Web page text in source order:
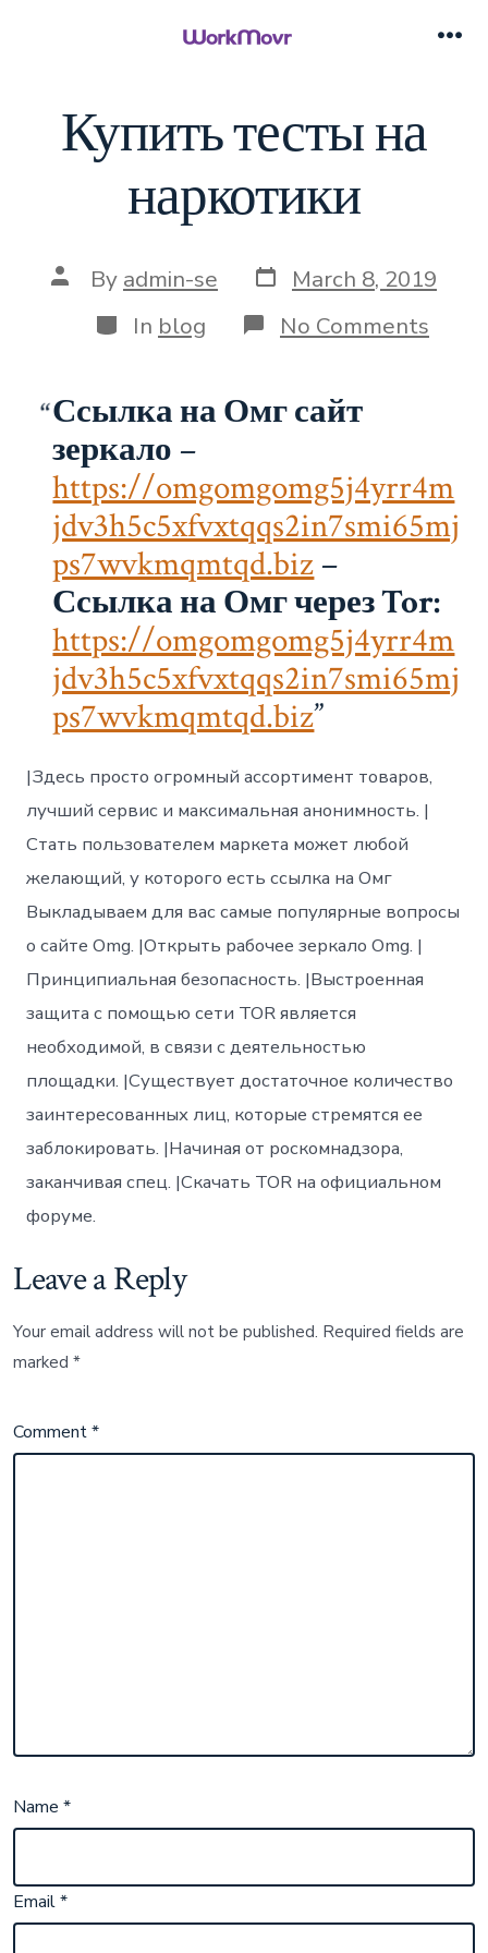
Купить тесты на
наркотики
Post
author
By admin-se Post
date
March 8, 2019
Categories
In blog No Comments
Ссылка на Омг сайт
зеркало –
https://omgomgomg5j4yrr4m
jdv3h5c5xfvxtqqs2in7smi65mj
ps7wvkmqmtqd.biz–
Ссылка на Омг через Tor:
https://omgomgomg5j4yrr4m
jdv3h5c5xfvxtqqs2in7smi65mj
ps7wvkmqmtqd.biz
|Здесь просто огромный ассортимент товаров,
лучший сервис и максимальная анонимность. |
Стать пользователем маркета может любой
желающий, у которого есть ссылка на Омг
Выкладываем для вас самые популярные вопросы
о сайте Omg. |Открыть рабочее зеркало Omg. |
Принципиальная безопасность. |Выстроенная
защита с помощью сети TOR является
необходимой, в связи с деятельностью
площадки. |Существует достаточное количество
заинтересованных лиц, которые стремятся ее
заблокировать. |Начиная от роскомнадзора,
заканчивая спец. |Скачать TOR на официальном
форуме.
Leave a Reply
Your email address will not be published. Required fields are
marked*
Comment*
Name*
Email*